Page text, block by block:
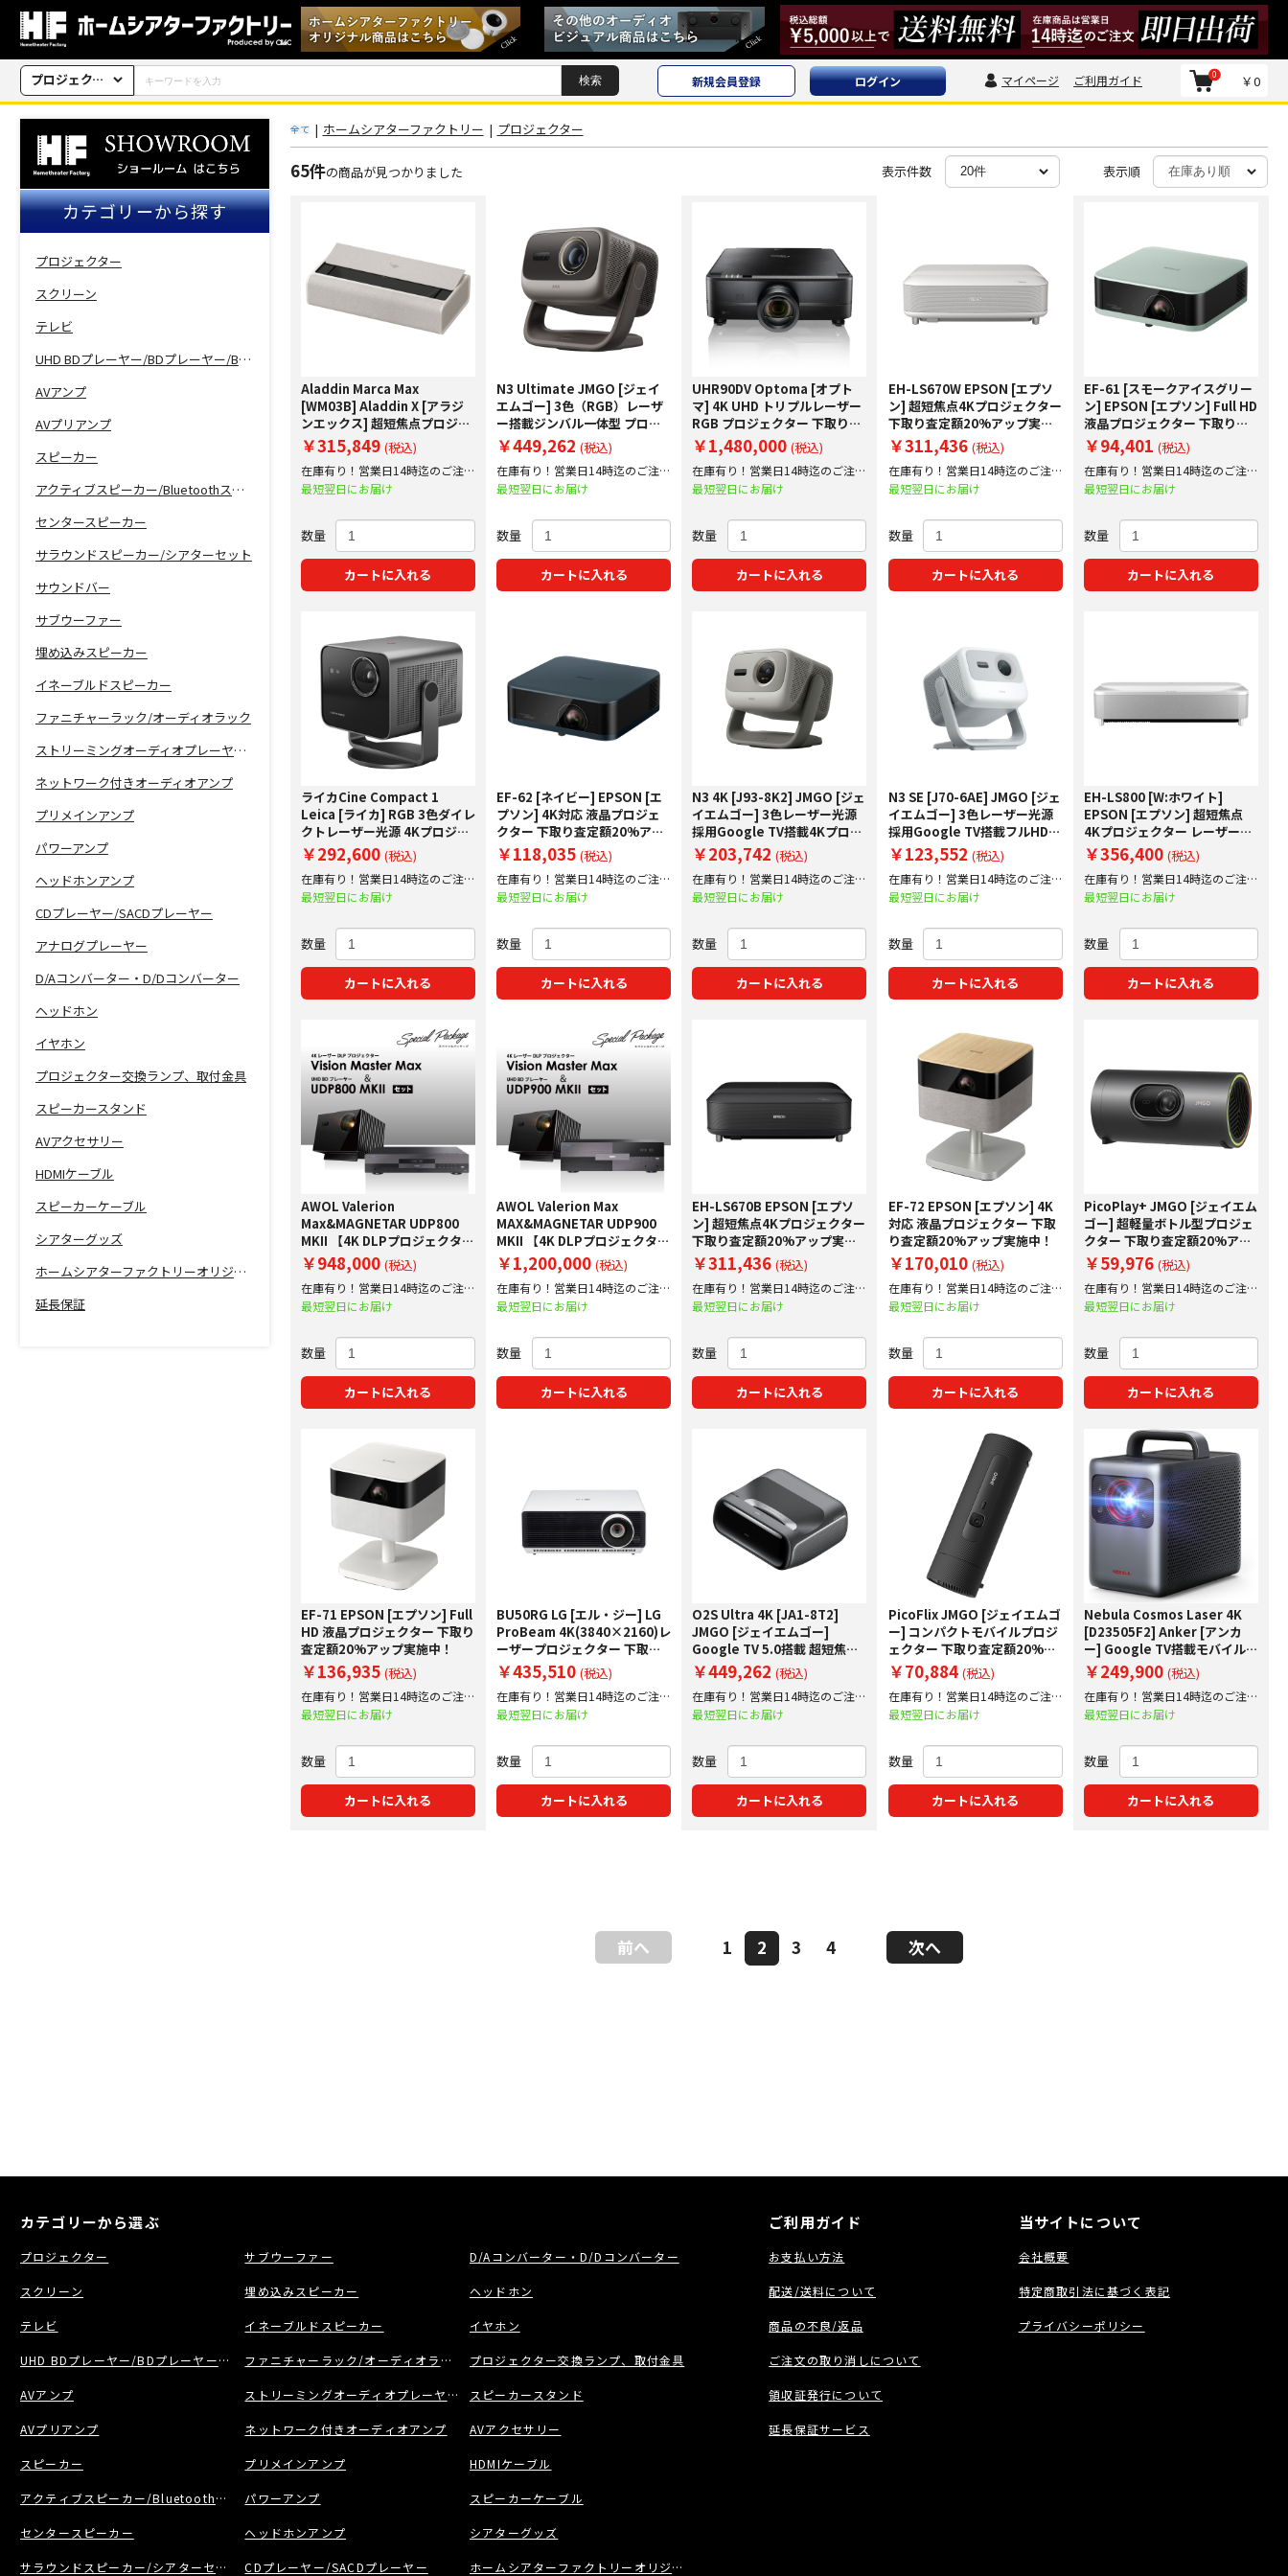
プロジェクター 新規会員登録 ログイン マイページ ご利用ガイド ￥0
0
カテゴリーから探す
プロジェクター
スクリーン
テレビ
UHD BDプレーヤー/BDプレーヤー/BDレコーダー
AVアンプ
AVプリアンプ
スピーカー
アクティブスピーカー/Bluetoothスピーカー
センタースピーカー
サラウンドスピーカー/シアターセット
サウンドバー
サブウーファー
埋め込みスピーカー
イネーブルドスピーカー
ファニチャーラック/オーディオラック
ストリーミングオーディオプレーヤー/ネットワーク機能付きCDプレーヤー
ネットワーク付きオーディオアンプ
プリメインアンプ
パワーアンプ
ヘッドホンアンプ
CDプレーヤー/SACDプレーヤー
アナログプレーヤー
D/Aコンバーター・D/Dコンバーター
ヘッドホン
イヤホン
プロジェクター交換ランプ、取付金具
スピーカースタンド
AVアクセサリー
HDMIケーブル
スピーカーケーブル
シアターグッズ
ホームシアターファクトリーオリジナル商品
延長保証
全て | ホームシアターファクトリー | プロジェクター
65件の商品が見つかりました 表示件数 表示順
Aladdin Marca Max
[WM03B] Aladdin X [アラジ
ンエックス] 超短焦点プロジェ
クター 下取り査定額20%アッ
プ実施中！
￥315,849 (税込)
在庫有り！営業日14時迄のご注文
で即日出荷！
最短翌日にお届け
数量
カートに入れる
N3 Ultimate JMGO [ジェイ
エムゴー] 3色（RGB）レーザ
ー搭載ジンバル一体型 プロジ
ェクター 下取り査定額20%ア
ップ実施中！
￥449,262 (税込)
在庫有り！営業日14時迄のご注文
で即日出荷！
最短翌日にお届け
数量
カートに入れる
UHR90DV Optoma [オプト
マ] 4K UHD トリプルレーザー
RGB プロジェクター 下取り査
定額20%アップ実施中！
￥1,480,000(税込)
在庫有り！営業日14時迄のご注文
で即日出荷！
最短翌日にお届け
数量
カートに入れる
EH-LS670W EPSON [エプソ
ン] 超短焦点4Kプロジェクター
下取り査定額20%アップ実施
中！
￥311,436 (税込)
在庫有り！営業日14時迄のご注文
で即日出荷！
最短翌日にお届け
数量
カートに入れる
EF-61 [スモークアイスグリー
ン] EPSON [エプソン] Full HD
液晶プロジェクター 下取り査
定額20%アップ実施中！
￥94,401 (税込)
在庫有り！営業日14時迄のご注文
で即日出荷！
最短翌日にお届け
数量
カートに入れる
ライカCine Compact 1
Leica [ライカ] RGB 3色ダイレ
クトレーザー光源 4Kプロジェ
クター 下取り査定額20%アッ
プ実施中！
￥292,600 (税込)
在庫有り！営業日14時迄のご注文
で即日出荷！
最短翌日にお届け
数量
カートに入れる
EF-62 [ネイビー] EPSON [エ
プソン] 4K対応 液晶プロジェ
クター 下取り査定額20%アッ
プ実施中！
￥118,035 (税込)
在庫有り！営業日14時迄のご注文
で即日出荷！
最短翌日にお届け
数量
カートに入れる
N3 4K [J93-8K2] JMGO [ジェ
イエムゴー] 3色レーザー光源
採用Google TV搭載4Kプロジ
ェクター 下取り査定額20%ア
ップ実施中！
￥203,742(税込)
在庫有り！営業日14時迄のご注文
で即日出荷！
最短翌日にお届け
数量
カートに入れる
N3 SE [J70-6AE] JMGO [ジェ
イエムゴー] 3色レーザー光源
採用Google TV搭載フルHDプ
ロジェクター 下取り査定額
20%アップ実施中！
￥123,552 (税込)
在庫有り！営業日14時迄のご注文
で即日出荷！
最短翌日にお届け
数量
カートに入れる
EH-LS800 [W:ホワイト]
EPSON [エプソン] 超短焦点
4Kプロジェクター レーザー光
源 下取り査定額20%アップ実
施中！
￥356,400 (税込)
在庫有り！営業日14時迄のご注文
で即日出荷！
最短翌日にお届け
数量
カートに入れる
AWOL Valerion
Max&MAGNETAR UDP800
MKII 【4K DLPプロジェクター
とUHD BDプレーヤーのスペシ
ャルセット！更に限定でジンバ
ルスタンド付き！】
￥948,000 (税込)
在庫有り！営業日14時迄のご注文
で即日出荷！
最短翌日にお届け
数量
カートに入れる
AWOL Valerion Max
MAX&MAGNETAR UDP900
MKII 【4K DLPプロジェクター
とUHD BDプレーヤーのスペシ
ャルセット！更に限定でジンバ
ルスタンド付き！】
￥1,200,000 (税込)
在庫有り！営業日14時迄のご注文
で即日出荷！
最短翌日にお届け
数量
カートに入れる
EH-LS670B EPSON [エプソ
ン] 超短焦点4Kプロジェクター
下取り査定額20%アップ実施
中！
￥311,436(税込)
在庫有り！営業日14時迄のご注文
で即日出荷！
最短翌日にお届け
数量
カートに入れる
EF-72 EPSON [エプソン] 4K
対応 液晶プロジェクター 下取
り査定額20%アップ実施中！
￥170,010 (税込)
在庫有り！営業日14時迄のご注文
で即日出荷！
最短翌日にお届け
数量
カートに入れる
PicoPlay+ JMGO [ジェイエム
ゴー] 超軽量ボトル型プロジェ
クター 下取り査定額20%アッ
プ実施中！
￥59,976 (税込)
在庫有り！営業日14時迄のご注文
で即日出荷！
最短翌日にお届け
数量
カートに入れる
EF-71 EPSON [エプソン] Full
HD 液晶プロジェクター 下取り
査定額20%アップ実施中！
￥136,935 (税込)
在庫有り！営業日14時迄のご注文
で即日出荷！
最短翌日にお届け
数量
カートに入れる
BU50RG LG [エル・ジー] LG
ProBeam 4K(3840×2160)レ
ーザープロジェクター 下取り
査定額20%アップ実施中！
￥435,510 (税込)
在庫有り！営業日14時迄のご注文
で即日出荷！
最短翌日にお届け
数量
カートに入れる
O2S Ultra 4K [JA1-8T2]
JMGO [ジェイエムゴー]
Google TV 5.0搭載 超短焦点
プロジェクター 下取り査定額
20%アップ実施中！
￥449,262(税込)
在庫有り！営業日14時迄のご注文
で即日出荷！
最短翌日にお届け
数量
カートに入れる
PicoFlix JMGO [ジェイエムゴ
ー] コンパクトモバイルプロジ
ェクター 下取り査定額20%ア
ップ実施中！
￥70,884 (税込)
在庫有り！営業日14時迄のご注文
で即日出荷！
最短翌日にお届け
数量
カートに入れる
Nebula Cosmos Laser 4K
[D23505F2] Anker [アンカ
ー] Google TV搭載モバイルプ
ロジェクター 下取り査定額
20%アップ実施中！
￥249,900 (税込)
在庫有り！営業日14時迄のご注文
で即日出荷！
最短翌日にお届け
数量
カートに入れる
前へ 1 2 3 4 次へ
カテゴリーから選ぶ
プロジェクター
スクリーン
テレビ
UHD BDプレーヤー/BDプレーヤー/BDレコーダー
AVアンプ
AVプリアンプ
スピーカー
アクティブスピーカー/Bluetoothスピーカー
センタースピーカー
サラウンドスピーカー/シアターセット
サブウーファー
埋め込みスピーカー
イネーブルドスピーカー
ファニチャーラック/オーディオラック
ストリーミングオーディオプレーヤー/ネットワーク機能付きCDプレーヤー
ネットワーク付きオーディオアンプ
プリメインアンプ
パワーアンプ
ヘッドホンアンプ
CDプレーヤー/SACDプレーヤー
D/Aコンバーター・D/Dコンバーター
ヘッドホン
イヤホン
プロジェクター交換ランプ、取付金具
スピーカースタンド
AVアクセサリー
HDMIケーブル
スピーカーケーブル
シアターグッズ
ホームシアターファクトリーオリジナル商品
ご利用ガイド
お支払い方法
配送/送料について
商品の不良/返品
ご注文の取り消しについて
領収証発行について
延長保証サービス
当サイトについて
会社概要
特定商取引法に基づく表記
プライバシーポリシー